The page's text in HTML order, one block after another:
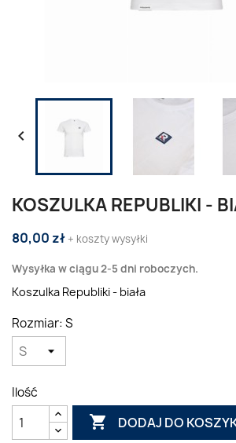

KOSZULKA REPUBLIKI -
80,00 zł + koszty wysyłki
Wysyłka w ciągu 2-5 dni roboczych.
Koszulka Republiki - biała
Rozmiar: S
Ilość
 DODAJ DO